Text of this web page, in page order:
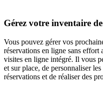
Gérez votre inventaire
Vous pouvez gérer vos
réservations en ligne sans
visites en ligne intégré. Il vous
et sur place, de personnaliser
réservations et de réaliser des